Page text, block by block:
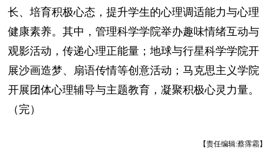
长、培育积极心态，提升学生的心理调适能力与心理
健康素养。其中，管理科学学院举办趣味情绪互动与
观影活动，传递心理正能量；地球与行星科学学院开
展沙画造梦、扇语传情等创意活动；马克思主义学院
开展团体心理辅导与主题教育，凝聚积极心灵力量。
（完）
【责任编辑:蔡霈霜】